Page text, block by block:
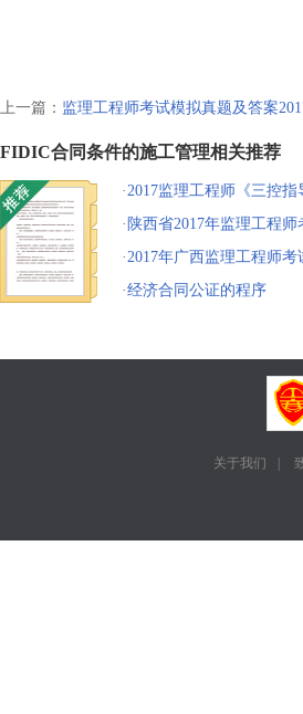
上一篇： 监理工程师考试模拟真题及答案
FIDIC合同条件的施工管理相关推荐
·2017监理工程师《三控
案
· 陕西省2017年监理工程
方】
·2017年广西监理工程师
·经济合同公证的程序
关于我们